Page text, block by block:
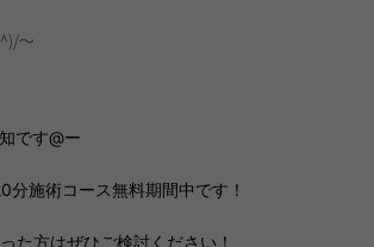
〜
です@ー
分施術コース無料期間中です！
た方はぜひご検討ください！